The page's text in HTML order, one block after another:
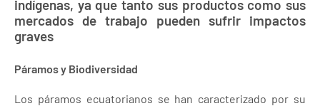
indígenas, ya que tanto sus productos como sus
mercados de trabajo pueden sufrir impactos
graves
Páramos y Biodiversidad
Los páramos ecuatorianos se han caracterizado por su